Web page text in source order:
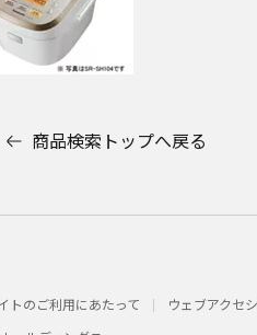
商品検索トップへ戻る
トのご利用にあたって ウェブアクセ